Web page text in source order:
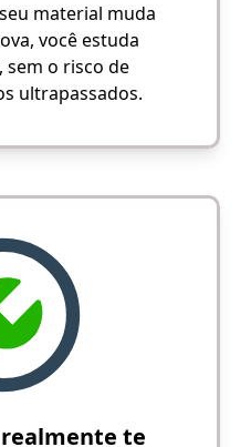
material muda
você estuda
sem o risco de
ultrapassados.
te